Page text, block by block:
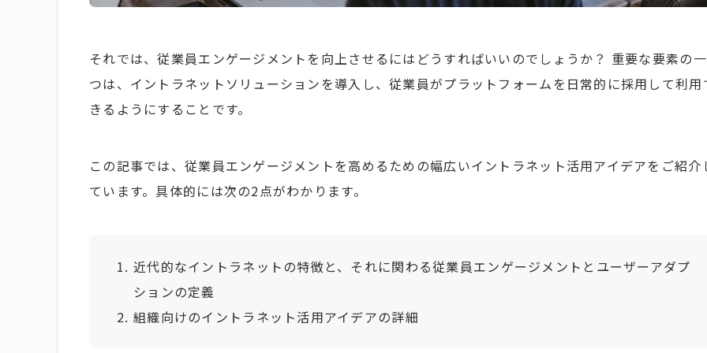
それでは、従業員エンゲージメントを向上させるにはどうすればいいのでしょうか？ 重要な要素の一
つは、イントラネットソリューションを導入し、従業員がプラットフォームを日常的に採用して利用
きるようにすることです。
この記事では、従業員エンゲージメントを高めるための幅広いイントラネット活用アイデアをご紹介
ています。具体的には次の2点がわかります。
近代的なイントラネットの特徴と、それに関わる従業員エンゲージメントとユーザーアダプ
ションの定義
組織向けのイントラネット活用アイデアの詳細